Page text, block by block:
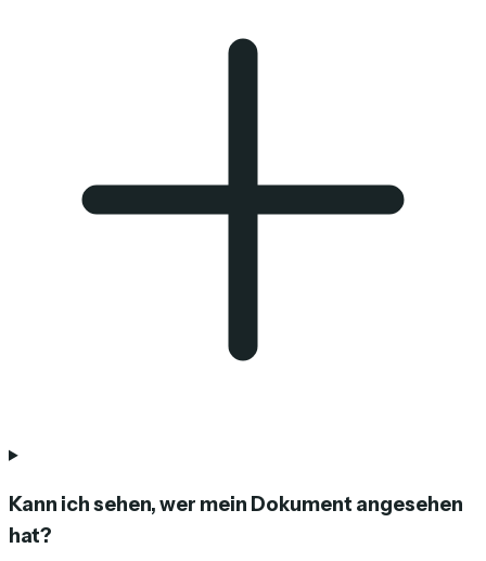
Kann ich sehen, wer mein Dokument angesehen
hat?